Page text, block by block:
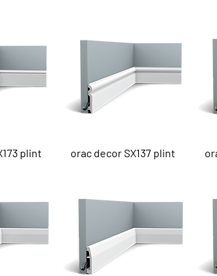
plint Snel overzicht
orac decor SX137 plint